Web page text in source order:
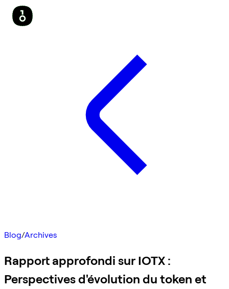
Blog/Archives
Rapport approfondi sur IOTX :
Perspectives d'évolution du token et